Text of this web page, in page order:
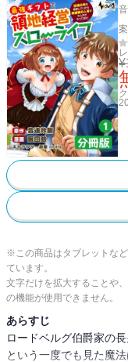
¥
※この商品はタブレットな
ています。
文字だけを拡大することや
の機能が使用できません。
あらすじ
ロードベルグ伯爵家の
という一度でも見た魔